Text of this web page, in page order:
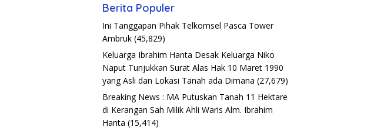
Berita Populer
Ini Tanggapan Pihak Telkomsel Pasca Tower
Ambruk (45,829)
Keluarga Ibrahim Hanta Desak Keluarga Niko
Naput Tunjukkan Surat Alas Hak 10 Maret 1990
yang Asli dan Lokasi Tanah ada Dimana (27,679)
Breaking News : MA Putuskan Tanah 11 Hektare
di Kerangan Sah Milik Ahli Waris Alm. Ibrahim
Hanta (15,414)